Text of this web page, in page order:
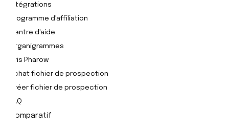
Intégrations
Programme d'affiliation
Centre d'aide
Organigrammes
Avis Pharow
Achat fichier de prospection
Créer fichier de prospection
FAQ
Comparatif